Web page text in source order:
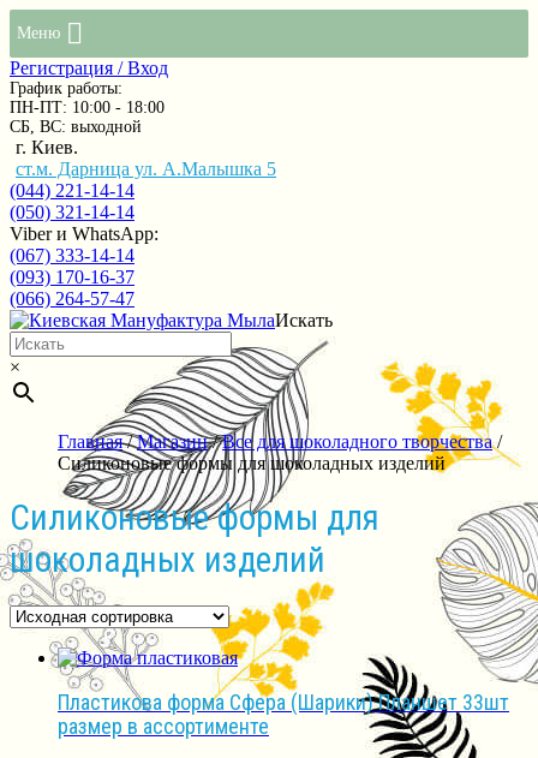
Меню
Регистрация / Вход
График работы:
ПН-ПТ: 10:00 - 18:00
СБ, ВС: выходной
г. Киев.
ст.м. Дарница ул. А.Малышка 5
(044) 221-14-14
(050) 321-14-14
Viber и WhatsApp:
(067) 333-14-14
(093) 170-16-37
(066) 264-57-47
Искать
×
Главная/Магазин/Все для шоколадного творчества/
Силиконовые формы для шоколадных изделий
Силиконовые формы для
шоколадных изделий
Пластикова форма Сфера (Шарики) Планшет 33шт
размер в ассортименте